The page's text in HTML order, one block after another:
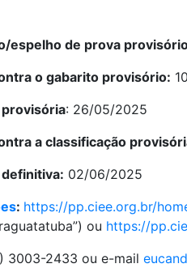
espelho de prova
o gabarito provisório:
provisória: 26/05/2025
a classificação
02/06/2025
: https://pp.ciee.org.br/
ou https://
3003-2433 ou e-mail